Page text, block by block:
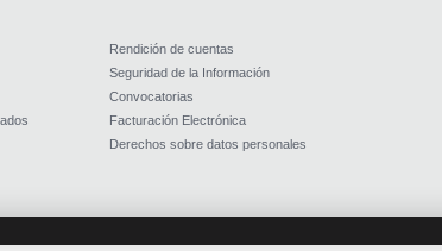
Rendición de cuentas
Seguridad de la Información
Convocatorias
Facturación Electrónica
Derechos sobre datos personales